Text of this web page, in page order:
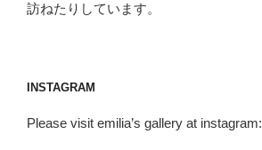
訪ねたりしています。
INSTAGRAM
Please visit emilia’s gallery at instagram: